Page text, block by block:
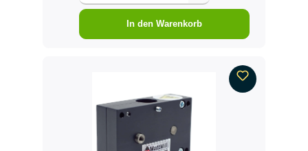
In den Warenkorb